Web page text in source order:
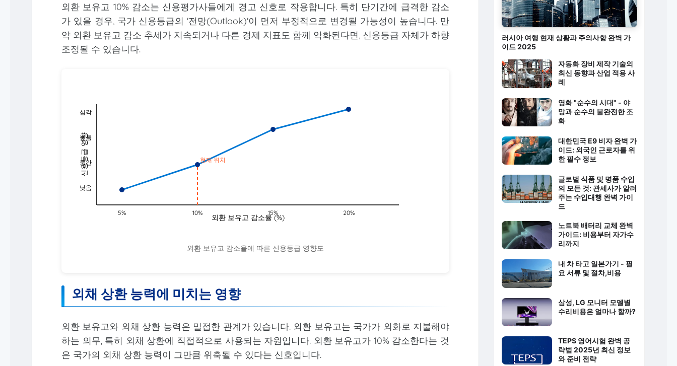
외환 보유고 10% 감소는 신용평가사들에게 경고 신호로 작용합니다. 특히 단기간에 급격한 감소
가 있을 경우, 국가 신용등급의 '전망(Outlook)'이 먼저 부정적으로 변경될 가능성이 높습니다. 만
약 외환 보유고 감소 추세가 지속되거나 다른 경제 지표도 함께 악화된다면, 신용등급 자체가 하향
조정될 수 있습니다.
외환 보유고 감소율 (%)
5% 10% 15% 20%
신용등급 영향
낮음
중간
높음
심각
현재 위치
외환 보유고 감소율에 따른 신용등급 영향도
외채 상환 능력에 미치는 영향
외환 보유고와 외채 상환 능력은 밀접한 관계가 있습니다. 외환 보유고는 국가가 외화로 지불해야
하는 의무, 특히 외채 상환에 직접적으로 사용되는 자원입니다. 외환 보유고가 10% 감소한다는 것
은 국가의 외채 상환 능력이 그만큼 위축될 수 있다는 신호입니다.
러시아 여행 현재 상황과 주의사항 완벽 가
이드 2025
자동화 장비 제작 기술의
최신 동향과 산업 적용 사
례
영화 "순수의 시대" - 야
망과 순수의 불완전한 조
화
대한민국 E9 비자 완벽 가
이드: 외국인 근로자를 위
한 필수 정보
글로벌 식품 및 명품 수입
의 모든 것: 관세사가 알려
주는 수입대행 완벽 가이
드
노트북 배터리 교체 완벽
가이드: 비용부터 자가수
리까지
내 차 타고 일본가기 - 필
요 서류 및 절차,비용
삼성, LG 모니터 모델별
수리비용은 얼마나 할까?
TEPS 영어시험 완벽 공
략법 2025년 최신 정보
와 준비 전략